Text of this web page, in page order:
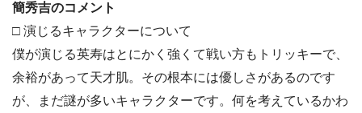
簡秀吉のコメント
□ 演じるキャラクターについて
僕が演じる英寿はとにかく強くて戦い方もトリッキーで、
余裕があって天才肌。その根本には優しさがあるのです
が、まだ謎が多いキャラクターです。何を考えているかわ